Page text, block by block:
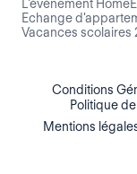
L'évènement
Echange
Vacances
Conditions
Politique
Mentions